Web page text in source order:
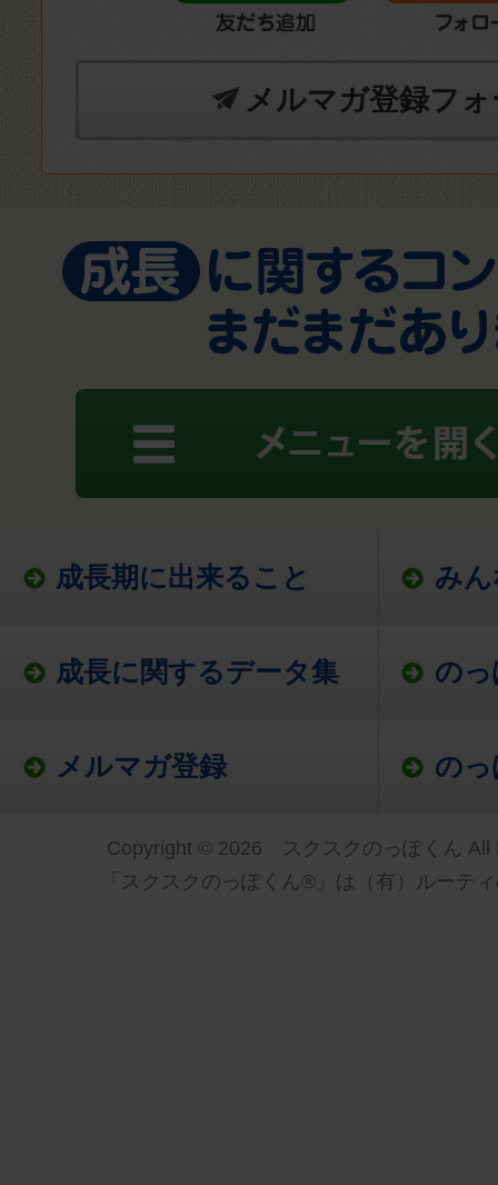
メルマガ登録フ
成長期に出来ること み
成長に関するデータ集 の
メルマガ登録 の
Copyright © 2026 スクスクのっぽくん All
「スクスクのっぽくん®」は（有）ルーテ